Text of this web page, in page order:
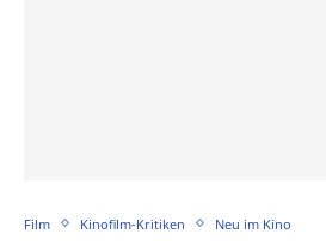
Film Kinofilm-Kritiken Neu im Kino